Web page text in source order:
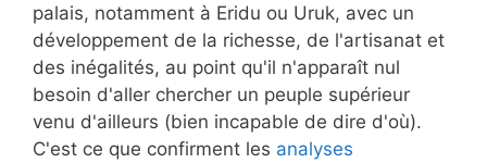
palais, notamment à Eridu ou Uruk, avec un
développement de la richesse, de l'artisanat et
des inégalités, au point qu'il n'apparaît nul
besoin d'aller chercher un peuple supérieur
venu d'ailleurs (bien incapable de dire d'où).
C'est ce que confirment les analyses